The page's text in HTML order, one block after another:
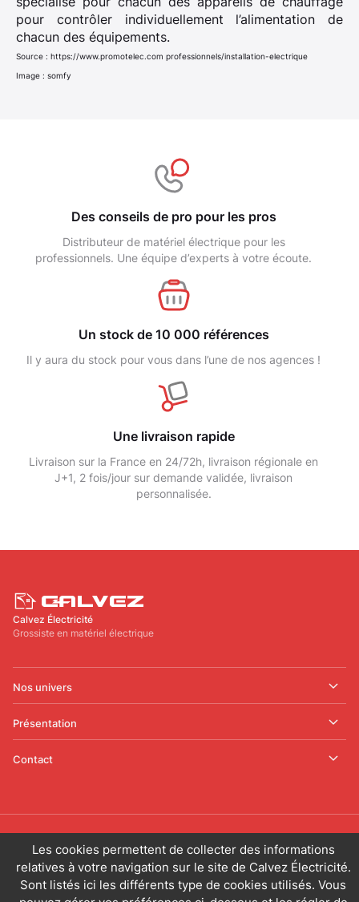
pour contrôler individuellement l’alimentation de
chacun des équipements.
Source : https://www.promotelec.com professionnels/installation-electrique
Image : somfy
Des conseils de pro pour les pros
Distributeur de matériel électrique pour les
professionnels. Une équipe d’experts à votre écoute.
Un stock de 10 000 références
Il y aura du stock pour vous dans l’une de nos agences !
Une livraison rapide
Livraison sur la France en 24/72h, livraison régionale en
J+1, 2 fois/jour sur demande validée, livraison
personnalisée.
Calvez Électricité
Grossiste en matériel électrique
Nos univers
Présentation
Contact
© 2025 CALVEZ ÉLECTRICITÉ. Tous droits réservés.
Les cookies permettent de collecter des informations
relatives à votre navigation sur le site de Calvez Électricité.
Sont listés ici les différents type de cookies utilisés. Vous